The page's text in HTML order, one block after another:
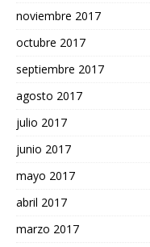
noviembre 2017
octubre 2017
septiembre 2017
agosto 2017
julio 2017
junio 2017
mayo 2017
abril 2017
marzo 2017